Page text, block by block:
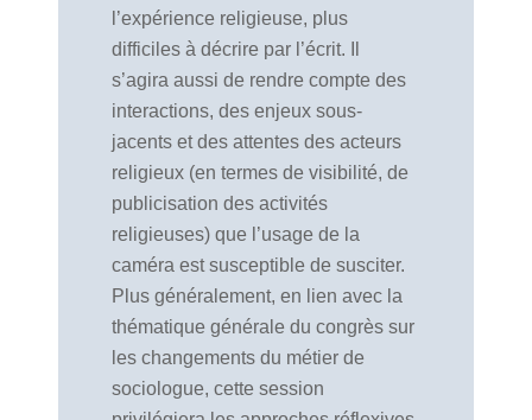
l’expérience religieuse, plus
difficiles à décrire par l’écrit. Il
s’agira aussi de rendre compte des
interactions, des enjeux sous-
jacents et des attentes des acteurs
religieux (en termes de visibilité, de
publicisation des activités
religieuses) que l’usage de la
caméra est susceptible de susciter.
Plus généralement, en lien avec la
thématique générale du congrès sur
les changements du métier de
sociologue, cette session